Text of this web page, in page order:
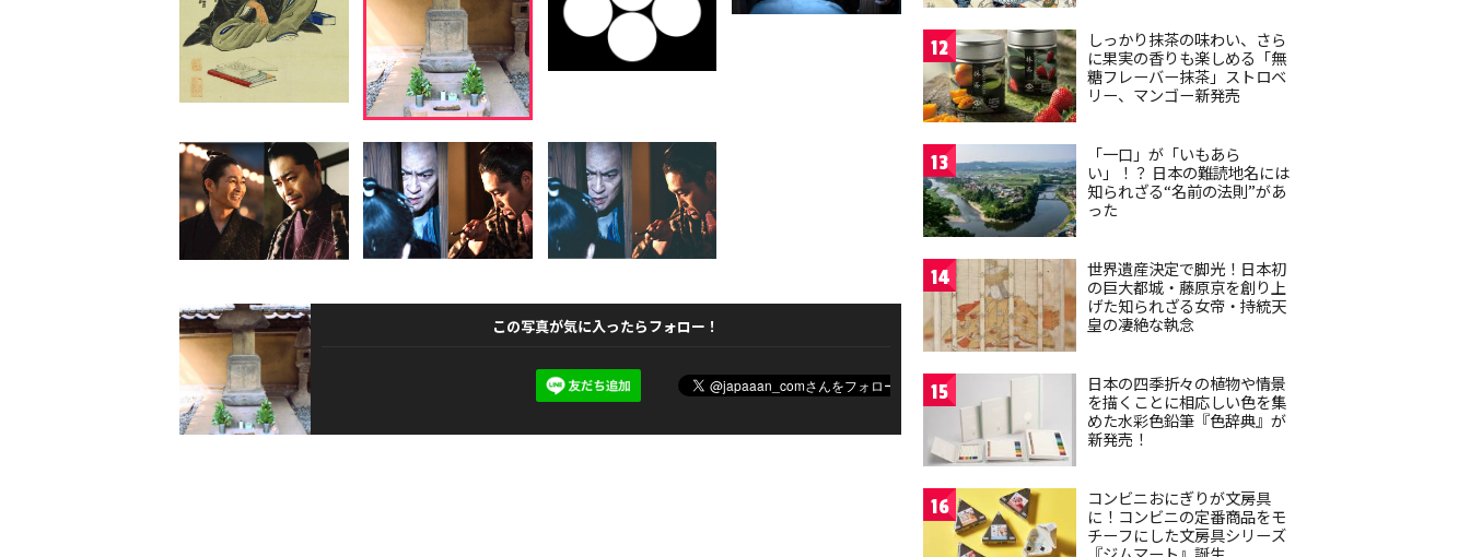
この写真が気に入ったらフォロー！
12
しっかり抹茶の味わい、さら
に果実の香りも楽しめる「無
糖フレーバー抹茶」ストロベ
リー、マンゴー新発売
13
「一口」が「いもあら
い」！？ 日本の難読地名には
知られざる“名前の法則”があ
った
14
世界遺産決定で脚光！日本初
の巨大都城・藤原京を創り上
げた知られざる女帝・持統天
皇の凄絶な執念
15
日本の四季折々の植物や情景
を描くことに相応しい色を集
めた水彩色鉛筆『色辞典』が
新発売！
16
コンビニおにぎりが文房具
に！コンビニの定番商品をモ
チーフにした文房具シリーズ